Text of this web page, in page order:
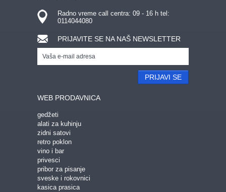
Radno vreme call centra: 09 - 16 h tel:
0114044080
PRIJAVITE SE NA NAŠ NEWSLETTER
PRIJAVI SE
WEB PRODAVNICA
gedžeti
alati za kuhinju
zidni satovi
retro poklon
vino i bar
privesci
pribor za pisanje
sveske i rokovnici
kasica prasica